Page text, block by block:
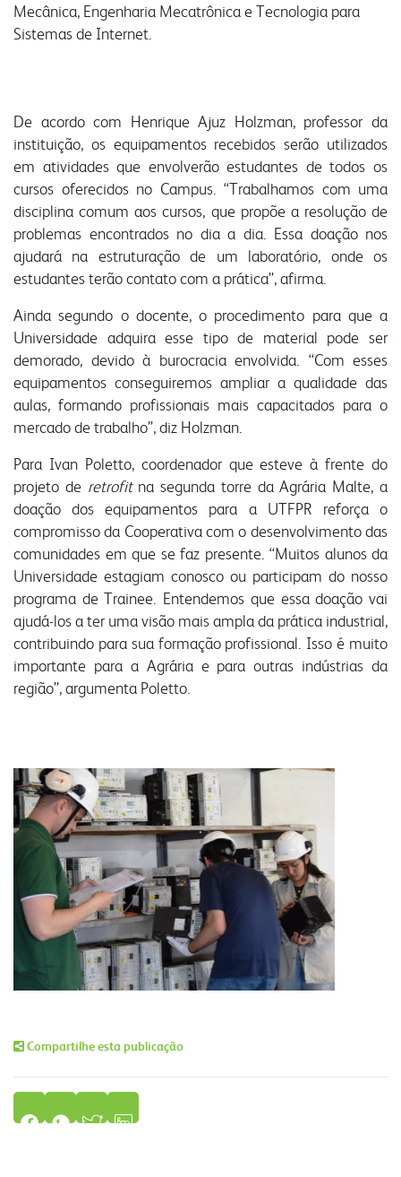
webmail:
portal do cooperado
assistência técnica
portal do colaborador
portal do crm
fapa radar
materiais portal da privacidade colaborador
cooperado trabalhe conosco voltar para inicial
portfólio resumido
onde encontrar
Mecânica, Engenharia Mecatrônica e Tecnologia para
Sistemas de Internet.
De acordo com Henrique Ajuz Holzman, professor da
instituição, os equipamentos recebidos serão utilizados
em atividades que envolverão estudantes de todos os
cursos oferecidos no Campus. “Trabalhamos com uma
disciplina comum aos cursos, que propõe a resolução de
problemas encontrados no dia a dia. Essa doação nos
ajudará na estruturação de um laboratório, onde os
estudantes terão contato com a prática”, afirma.
Ainda segundo o docente, o procedimento para que a
Universidade adquira esse tipo de material pode ser
demorado, devido à burocracia envolvida. “Com esses
equipamentos conseguiremos ampliar a qualidade das
aulas, formando profissionais mais capacitados para o
mercado de trabalho”, diz Holzman.
Para Ivan Poletto, coordenador que esteve à frente do
projeto de retrofit na segunda torre da Agrária Malte, a
doação dos equipamentos para a UTFPR reforça o
compromisso da Cooperativa com o desenvolvimento das
comunidades em que se faz presente. “Muitos alunos da
Universidade estagiam conosco ou participam do nosso
programa de Trainee. Entendemos que essa doação vai
ajudá-los a ter uma visão mais ampla da prática industrial,
contribuindo para sua formação profissional. Isso é muito
importante para a Agrária e para outras indústrias da
região”, argumenta Poletto.
Compartilhe esta publicação